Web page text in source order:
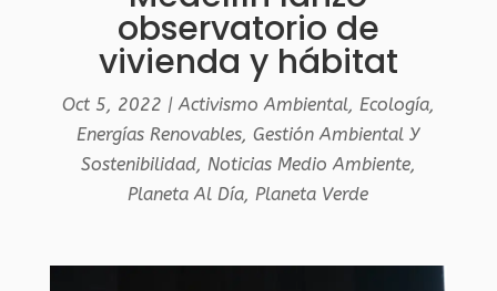
observatorio de
vivienda y hábitat
Oct 5, 2022 |Activismo Ambiental, Ecología,
Energías Renovables,Gestión Ambiental Y
Sostenibilidad, Noticias Medio Ambiente,
Planeta Al Día,Planeta Verde